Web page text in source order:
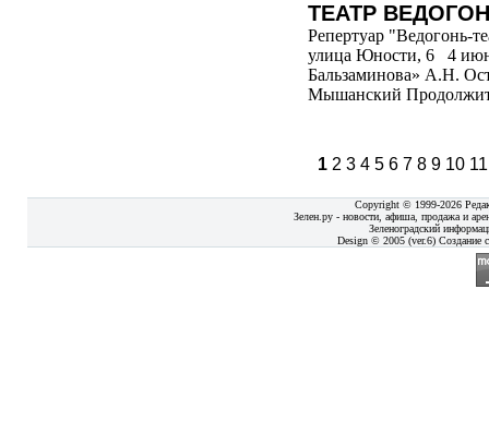
ТЕАТР
Репертуар "Ведогонь-
улица Юности, 6 4
Бальзаминова» А.Н.
Мышанский
1 2 3 4 5 6 7 8 9 10
Copyright © 1999-2026
Зелен.ру - новости, афиша, продажа и
Зеленоградский
Design © 2005 (ver.6) Создание